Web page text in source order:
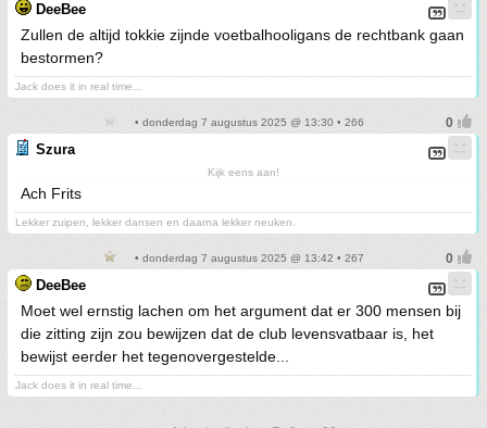
DeeBee
Zullen de altijd tokkie zijnde voetbalhooligans de rechtbank gaan
bestormen?
Jack does it in real time...
• donderdag 7 augustus 2025 @ 13:30 • 266
Szura
Kijk eens aan!
Ach Frits
Lekker zuipen, lekker dansen en daarna lekker neuken.
• donderdag 7 augustus 2025 @ 13:42 • 267
DeeBee
Moet wel ernstig lachen om het argument dat er 300 mensen bij
die zitting zijn zou bewijzen dat de club levensvatbaar is, het
bewijst eerder het tegenovergestelde...
Jack does it in real time...